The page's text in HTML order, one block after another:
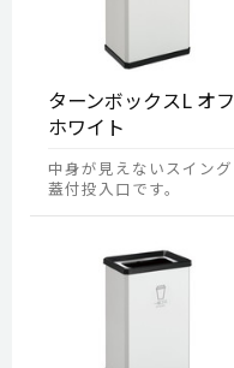
ターンボックスL オフ
ホワイト
中身が見えないスイング
蓋付投入口です。